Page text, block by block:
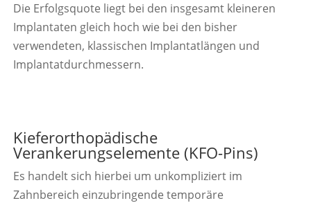
Die Erfolgsquote liegt bei den insgesamt kleineren
Implantaten gleich hoch wie bei den bisher
verwendeten, klassischen Implantatlängen und
Implantatdurchmessern.
Kieferorthopädische
Verankerungselemente (KFO-Pins)
Es handelt sich hierbei um unkompliziert im
Zahnbereich einzubringende temporäre